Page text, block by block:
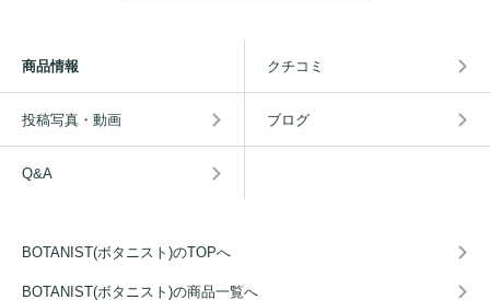
商品情報 クチコミ
投稿写真・動画 ブログ
Q&A
BOTANIST(ボタニスト)のTOPへ
BOTANIST(ボタニスト)の商品一覧へ